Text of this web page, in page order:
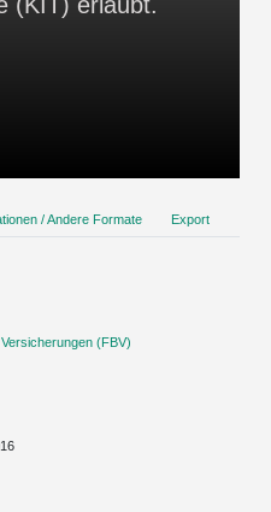
/ Andere Formate Export
(FBV)